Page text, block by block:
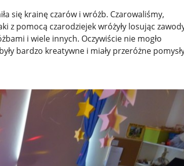
się krainę czarów i wróżb. Czarowaliśmy,
z pomocą czarodziejek wróżyły losując
i wiele innych. Oczywiście nie mogło
bardzo kreatywne i miały przeróżne